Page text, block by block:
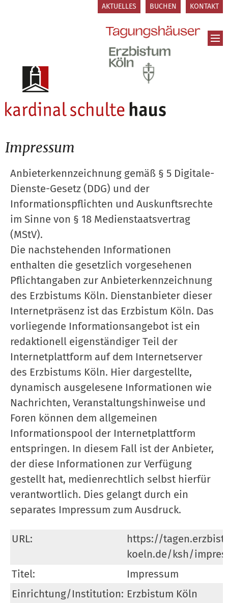
AKTUELLES BUCHEN KONTAKT
Impressum
Anbieterkennzeichnung gemäß § 5 Digitale-
Dienste-Gesetz (DDG) und der
Informationspflichten und Auskunftsrechte
im Sinne von § 18 Medienstaatsvertrag
(MStV).
Die nachstehenden Informationen
enthalten die gesetzlich vorgesehenen
Pflichtangaben zur Anbieterkennzeichnung
des Erzbistums Köln. Dienstanbieter dieser
Internetpräsenz ist das Erzbistum Köln. Das
vorliegende Informationsangebot ist ein
redaktionell eigenständiger Teil der
Internetplattform auf dem Internetserver
des Erzbistums Köln. Hier dargestellte,
dynamisch ausgelesene Informationen wie
Nachrichten, Veranstaltungshinweise und
Foren können dem allgemeinen
Informationspool der Internetplattform
entspringen. In diesem Fall ist der Anbieter,
der diese Informationen zur Verfügung
gestellt hat, medienrechtlich selbst hierfür
verantwortlich. Dies gelangt durch ein
separates Impressum zum Ausdruck.
URL:
https://
koeln.de/ksh/
Titel:
Impressum
Einrichtung/Institution: Erzbistum Köln